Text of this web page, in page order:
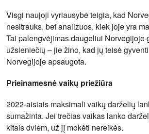
Visgi naujoji vyriausybė teigia, kad
nesitrauks, bet analizuos, kiek joje yra
Tai palengvėjimas daugeliui Norvegijoje
užsieniečių – jie žino, kad jų teisė
Norvegijoje apsaugota.
Prieinamesnė vaikų priežiūra
2022-aisiais maksimali vaikų darželių
sumažinta. Jei trečias vaikas lanko
kitais dviem, už jį mokėti nereikės.